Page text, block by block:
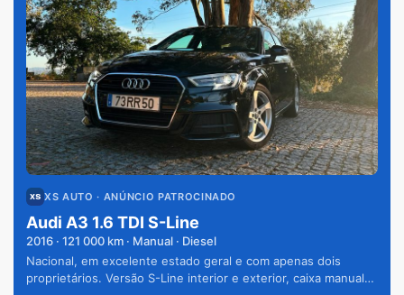
XS AUTO · ANÚNCIO PATROCINADO
Audi A3 1.6 TDI S-Line
2016 · 121 000 km · Manual · Diesel
Nacional, em excelente estado geral e com apenas dois
proprietários. Versão S-Line interior e exterior, caixa manual